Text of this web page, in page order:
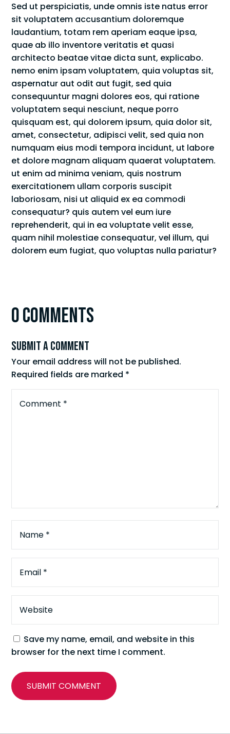
Sed ut perspiciatis, unde omnis iste natus error
sit voluptatem accusantium doloremque
laudantium, totam rem aperiam eaque ipsa,
quae ab illo inventore veritatis et quasi
architecto beatae vitae dicta sunt, explicabo.
nemo enim ipsam voluptatem, quia voluptas sit,
aspernatur aut odit aut fugit, sed quia
consequuntur magni dolores eos, qui ratione
voluptatem sequi nesciunt, neque porro
quisquam est, qui dolorem ipsum, quia dolor sit,
amet, consectetur, adipisci velit, sed quia non
numquam eius modi tempora incidunt, ut labore
et dolore magnam aliquam quaerat voluptatem.
ut enim ad minima veniam, quis nostrum
exercitationem ullam corporis suscipit
laboriosam, nisi ut aliquid ex ea commodi
consequatur? quis autem vel eum iure
reprehenderit, qui in ea voluptate velit esse,
quam nihil molestiae consequatur, vel illum, qui
dolorem eum fugiat, quo voluptas nulla pariatur?
0 Comments
Submit a Comment
Your email address will not be published.
Required fields are marked *
Save my name, email, and website in this
browser for the next time I comment.
SUBMIT COMMENT